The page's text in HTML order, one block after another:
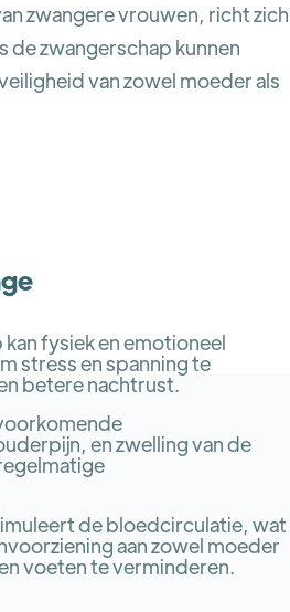
zwangere vrouwen, richt zich
de zwangerschap kunnen
van zowel moeder als
fysiek en emotioneel
stress en spanning te
betere nachtrust.
en zwelling van de
de bloedcirculatie, wat
aan zowel moeder
voeten te verminderen.